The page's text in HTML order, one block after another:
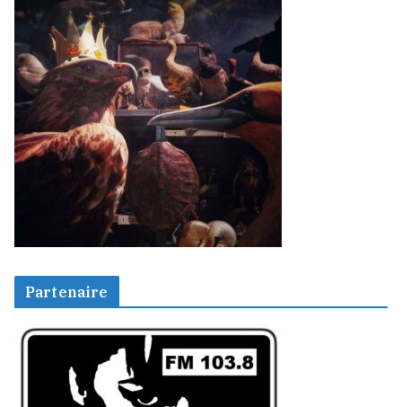
Partenaire